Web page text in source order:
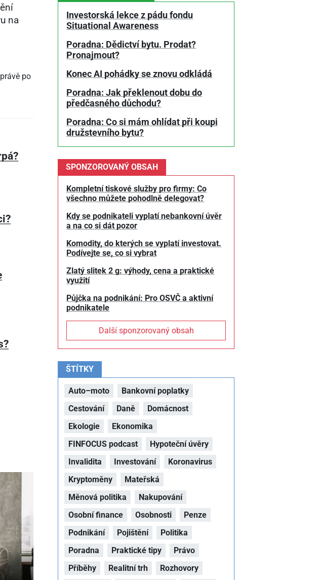
na
po
Investorská lekce z pádu fondu
Situational Awareness
Poradna: Dědictví bytu. Prodat?
Pronajmout?
Konec AI pohádky se znovu odkládá
Poradna: Jak překlenout dobu do
předčasného důchodu?
Poradna: Co si mám ohlídat při koupi
družstevního bytu?
SPONZOROVANÝ OBSAH
Kompletní tiskové služby pro firmy: Co
všechno můžete pohodlně delegovat?
Kdy se podnikateli vyplatí nebankovní úvěr
a na co si dát pozor
Komodity, do kterých se vyplatí investovat.
Podívejte se, co si vybrat
Zlatý slitek 2 g: výhody, cena a praktické
využití
Půjčka na podnikání: Pro OSVČ a aktivní
podnikatele
Další sponzorovaný obsah
ŠTÍTKY
Auto–moto
Bankovní poplatky
Cestování
Daně
Domácnost
Ekologie
Ekonomika
FINFOCUS podcast
Hypoteční úvěry
Invalidita
Investování
Koronavirus
Kryptoměny
Mateřská
Měnová politika
Nakupování
Osobní finance
Osobnosti
Penze
Podnikání
Pojištění
Politika
Poradna
Praktické tipy
Právo
Příběhy
Realitní trh
Rozhovory